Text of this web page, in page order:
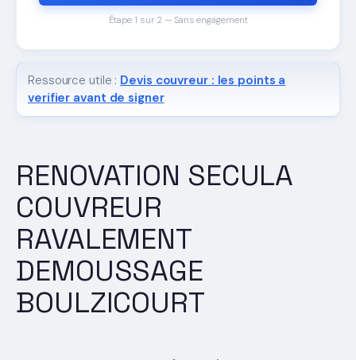
RENOVATION SECULA
COUVREUR
RAVALEMENT
DEMOUSSAGE
BOULZICOURT
Étape 1 sur 2 — Sans engagement
Ressource utile : Devis couvreur : les points a
verifier avant de signer